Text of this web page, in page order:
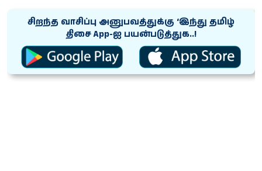
சிறந்த வாசிப்பு அனுபவத்துக்கு ‘இந்து தமிழ்
திசை App-ஐ பயன்படுத்துக..!